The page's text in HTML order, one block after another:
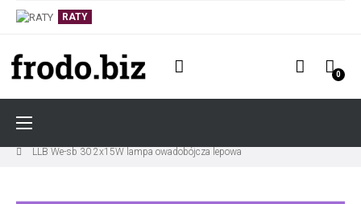
RATY
0
Toggle
☰
LLB We-sb 30 2x15W lampa owadobójcza lepowa